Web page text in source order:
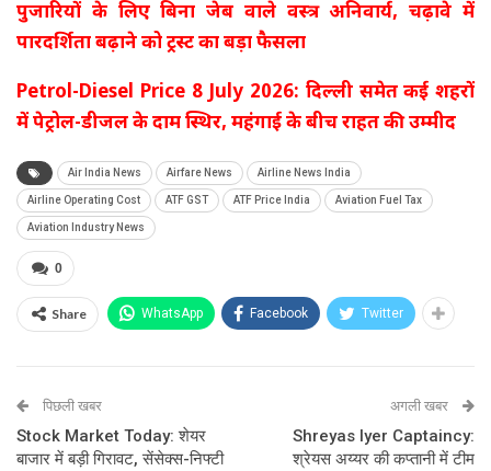
पुजारियों के लिए बिना जेब वाले वस्त्र अनिवार्य, चढ़ावे में
पारदर्शिता बढ़ाने को ट्रस्ट का बड़ा फैसला
Petrol-Diesel Price 8 July 2026: दिल्ली समेत कई शहरों
में पेट्रोल-डीजल के दाम स्थिर, महंगाई के बीच राहत की उम्मीद
Air India News Airfare News Airline News India
Airline Operating Cost ATF GST ATF Price India Aviation Fuel Tax
Aviation Industry News
0
Share WhatsApp Facebook Twitter
पिछली खबर
Stock Market Today: शेयर
बाजार में बड़ी गिरावट, सेंसेक्स-निफ्टी
अगली खबर
Shreyas Iyer Captaincy:
श्रेयस अय्यर की कप्तानी में टीम